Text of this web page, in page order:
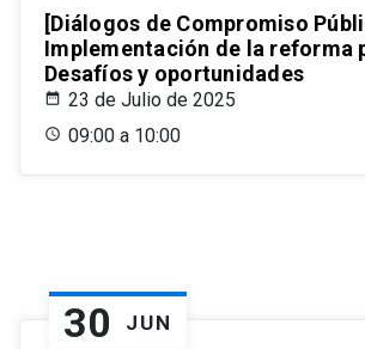
[Diálogos de Compromiso
Implementación de la reforma
Desafíos y oportunidades
23 de Julio de 2025
09:00 a 10:00
30 JUN